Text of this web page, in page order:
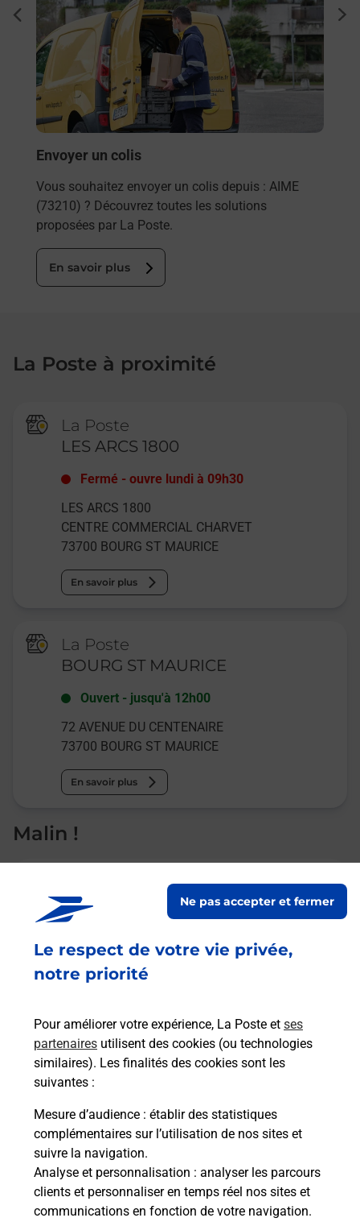
Le respect de votre vie privée,
notre priorité
Pour améliorer votre expérience, La Poste et ses
partenaires utilisent des cookies (ou technologies
similaires). Les finalités des cookies sont les
suivantes :
Mesure d’audience : établir des statistiques
complémentaires sur l’utilisation de nos sites et
suivre la navigation.
Analyse et personnalisation : analyser les parcours
clients et personnaliser en temps réel nos sites et
communications en fonction de votre navigation.
Ne pas accepter et fermer
Envoyer un colis
Vous souhaitez envoyer un colis depuis : AIME
(73210) ? Découvrez toutes les solutions
proposées par La Poste.
En savoir plus
La Poste à proximité
La Poste
LES ARCS 1800
Fermé -ouvre lundi à 09h30
LES ARCS 1800
CENTRE COMMERCIAL CHARVET
73700 BOURG ST MAURICE
En savoir plus
La Poste
BOURG ST MAURICE
Ouvert - jusqu'à 12h00
72 AVENUE DU CENTENAIRE
73700 BOURG ST MAURICE
En savoir plus
Malin !
en ligne
En savoir plus
Recherchez un autre point de contact
Questions fréquemment posées
Quel réseau utilise La Poste Mobile ?